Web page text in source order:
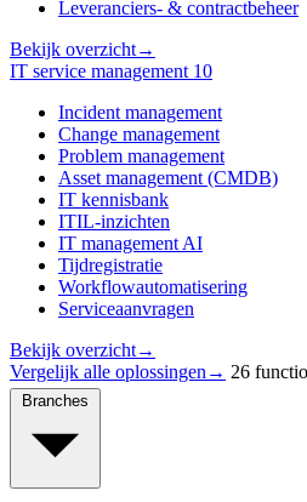
Leveranciers- & contractbeheer
Bekijk overzicht→
IT service management 10
Incident management
Change management
Problem management
Asset management (CMDB)
IT kennisbank
ITIL-inzichten
IT management AI
Tijdregistratie
Workflowautomatisering
Serviceaanvragen
Bekijk overzicht→
Vergelijk alle oplossingen → 26